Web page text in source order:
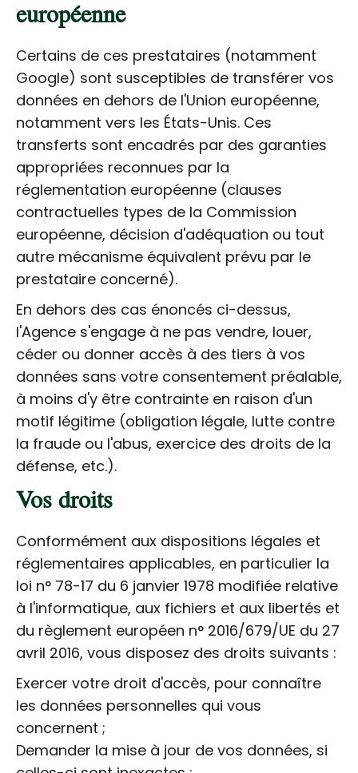
européenne
Certains de ces prestataires (notamment
Google) sont susceptibles de transférer vos
données en dehors de l'Union européenne,
notamment vers les États-Unis. Ces
transferts sont encadrés par des garanties
appropriées reconnues par la
réglementation européenne (clauses
contractuelles types de la Commission
européenne, décision d'adéquation ou tout
autre mécanisme équivalent prévu par le
prestataire concerné).
En dehors des cas énoncés ci-dessus,
l'Agence s'engage à ne pas vendre, louer,
céder ou donner accès à des tiers à vos
données sans votre consentement préalable,
à moins d'y être contrainte en raison d'un
motif légitime (obligation légale, lutte contre
la fraude ou l'abus, exercice des droits de la
défense, etc.).
Vos droits
Conformément aux dispositions légales et
réglementaires applicables, en particulier la
loi n° 78-17 du 6 janvier 1978 modifiée relative
à l'informatique, aux fichiers et aux libertés et
du règlement européen n° 2016/679/UE du 27
avril 2016, vous disposez des droits suivants :
Exercer votre droit d'accès, pour connaître
les données personnelles qui vous
concernent ;
Demander la mise à jour de vos données, si